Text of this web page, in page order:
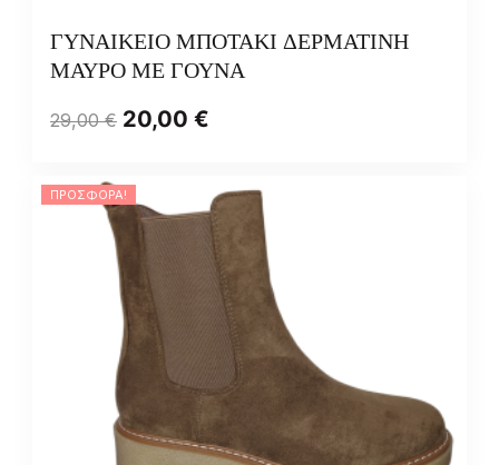
ΓΥΝΑΙΚΕΙΟ ΜΠΟΤΑΚΙ ΔΕΡΜΑΤΙΝΗ
ΜΑΥΡΟ ΜΕ ΓΟΥΝΑ
29,00€ 20,00 €
ΠΡΟΣΦΟΡΆ!